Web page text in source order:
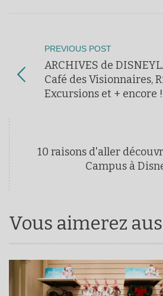
PREVIOUS POST
ARCHIVES de
Café des Visionnaires,
Excursions et + encore !
10 raisons d'aller
Campus à
Vous aimerez